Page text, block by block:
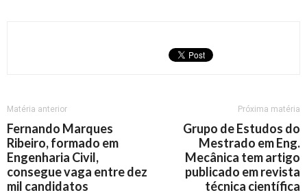
Matéria anterior
Fernando Marques
Ribeiro, formado em
Engenharia Civil,
consegue vaga entre dez
mil candidatos
Próxima matéria
Grupo de Estudos do
Mestrado em Eng.
Mecânica tem artigo
publicado em revista
técnica científica